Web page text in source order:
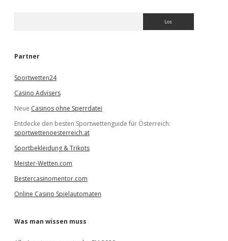
e
Partner
Sportwetten24
Casino Advisers
Neue Casinos ohne Sperrdatei
Entdecke den besten Sportwettenguide für Österreich:
sportwettenoesterreich.at
Sportbekleidung & Trikots
Meister-Wetten.com
Bestercasinomentor.com
Online Casino Spielautomaten
Was man wissen muss